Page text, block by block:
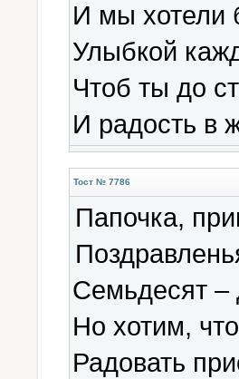
И мы хотели
Улыбкой
Чтоб ты до
И радость в
Тост № 7786
Папочка,
Семьдесят –
Но хотим,
Радовать